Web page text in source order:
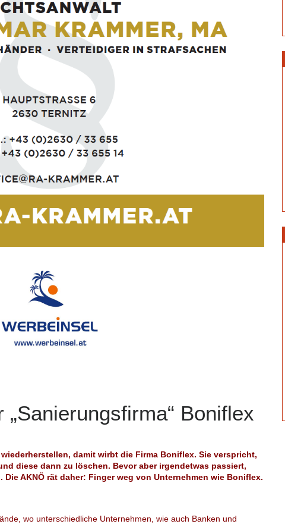
Boniflex
damit wirbt die Firma Boniflex. Sie verspricht,
diese dann zu löschen. Bevor aber irgendetwas passiert,
AKNÖ rät daher: Finger weg von Unternehmen wie Boniflex.
wo unterschiedliche Unternehmen, wie auch Banken und